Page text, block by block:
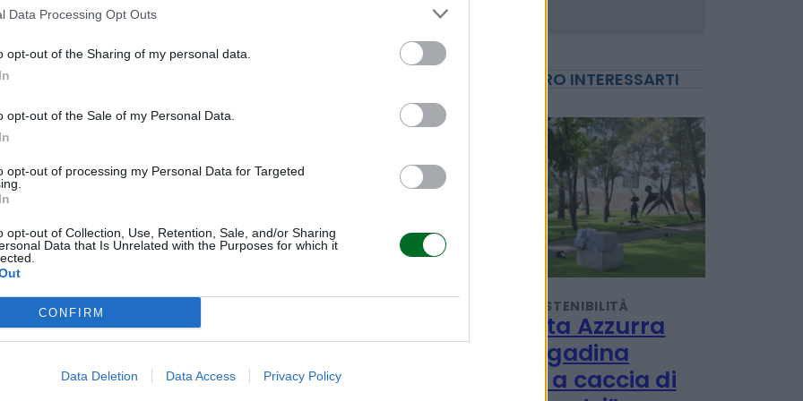
Data Processing Opt Outs
opt-out of the Sharing of my personal data.
opt-out of the Sale of my Personal Data.
opt-out of processing my Personal Data for Targeted
opt-out of Collection, Use, Retention, Sale, and/or Sharing
Data that Is Unrelated with the Purposes for which it
CONFIRM
Data Deletion Data Access Privacy Policy
relative guide pratiche, la Fabi
“Il sogno di una casa”
per le famiglie italiane:
chiaro, pratico e aggiornato
imposte, bonus fiscali e
, con un linguaggio
passaggi decisivi che
importanti della vita.
i propri diritti, scegliere
per il futuro. È questo il
con questa nuova iniziativa
Oggi tutto è più veloce,
POTREBBERO INTERESSARTI
TENDENZE E SOSTENIBILITÀ